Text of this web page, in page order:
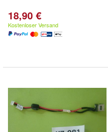
18,90 €
Kostenloser Versand